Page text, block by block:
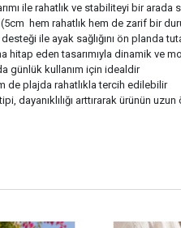
ile rahatlık ve stabiliteyi bir arada
hem rahatlık hem de zarif bir
ile ayak sağlığını ön planda
hitap eden tasarımıyla dinamik ve
günlük kullanım için idealdir
de plajda rahatlıkla tercih edilebilir
dayanıklılığı arttırarak ürünün